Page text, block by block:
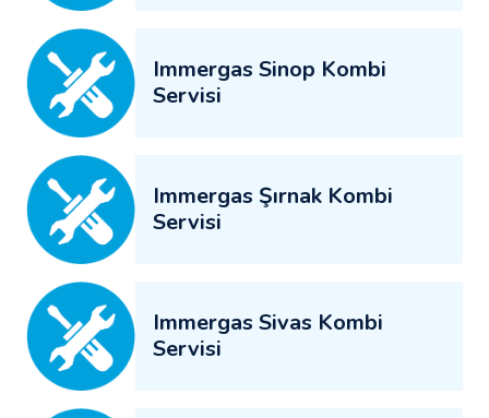
Immergas Sinop Kombi
Servisi
Immergas Şırnak Kombi
Servisi
Immergas Sivas Kombi
Servisi